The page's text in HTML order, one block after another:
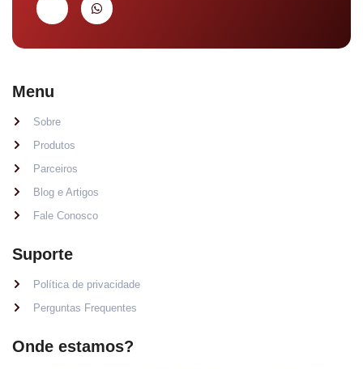
Menu
Sobre
Produtos
Parceiros
Blog e Artigos
Fale Conosco
Suporte
Política de privacidade
Perguntas Frequentes
Onde estamos?